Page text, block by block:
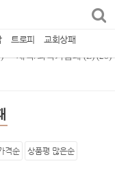
트로피 교회상패
교회 상패(C)
) 재직/퇴직기념패 (E)(20)
격순 상품평 많은순